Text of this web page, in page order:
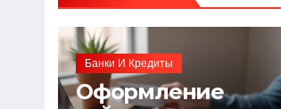
Банки И Кредиты
Оформление